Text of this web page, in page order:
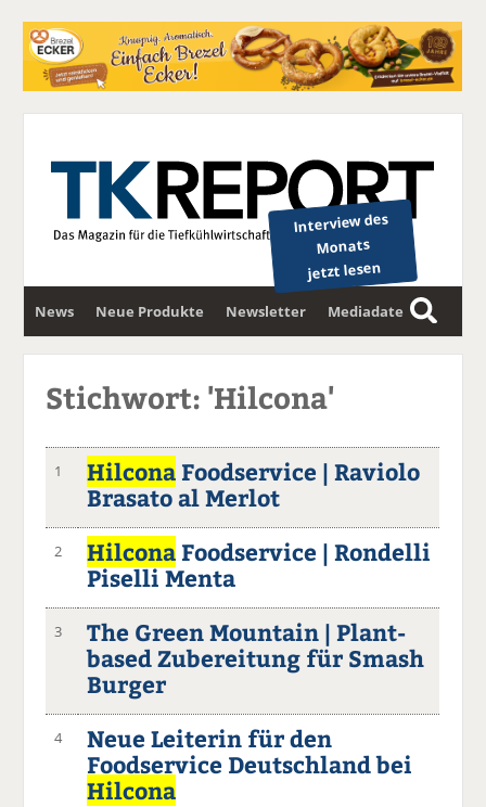
Interview des
Monats
jetzt lesen
News Neue Produkte Newsletter Mediadaten
S
u
Stichwort: 'Hilcona'
1 Hilcona Foodservice | Raviolo
Brasato al Merlot
2 Hilcona Foodservice | Rondelli
Piselli Menta
3
The Green Mountain | Plant-
based Zubereitung für Smash
Burger
4
Neue Leiterin für den
Foodservice Deutschland bei
Hilcona